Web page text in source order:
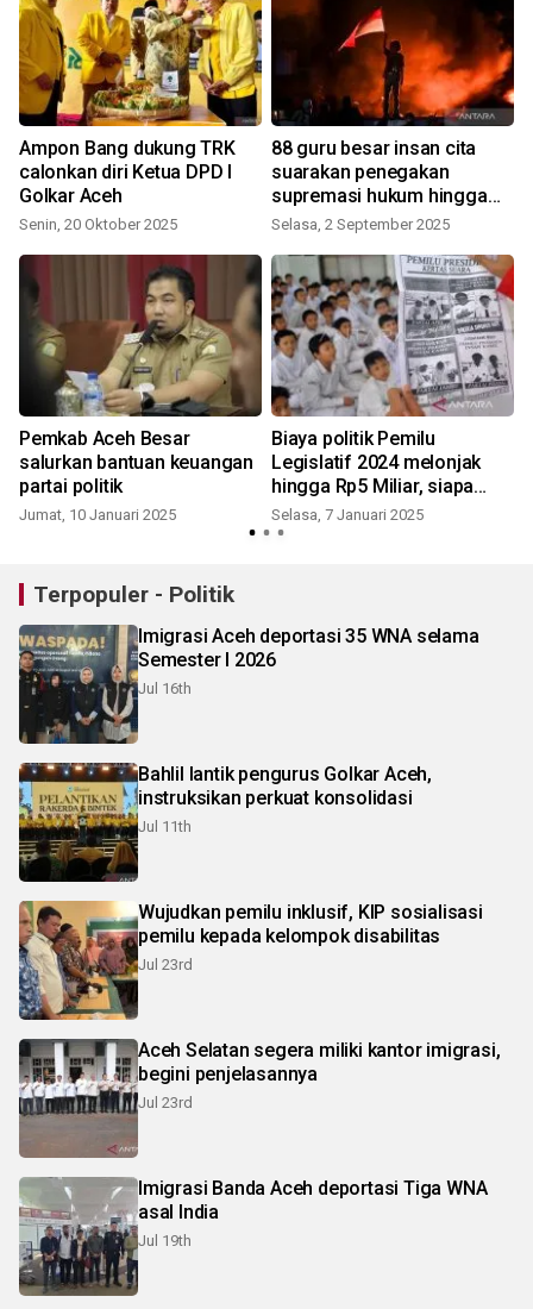
Ampon Bang dukung TRK
calonkan diri Ketua DPD I
Golkar Aceh
Senin, 20 Oktober 2025
88 guru besar insan cita
suarakan penegakan
supremasi hukum hingga
berantas KKN
Selasa, 2 September 2025
Pemkab Aceh Besar
salurkan bantuan keuangan
partai politik
Jumat, 10 Januari 2025
Biaya politik Pemilu
Legislatif 2024 melonjak
hingga Rp5 Miliar, siapa
yang paling diuntungkan?
Selasa, 7 Januari 2025
Terpopuler - Politik
Imigrasi Aceh deportasi 35 WNA selama
Semester I 2026
Jul 16th
Bahlil lantik pengurus Golkar Aceh,
instruksikan perkuat konsolidasi
Jul 11th
Wujudkan pemilu inklusif, KIP sosialisasi
pemilu kepada kelompok disabilitas
Jul 23rd
Aceh Selatan segera miliki kantor imigrasi,
begini penjelasannya
Jul 23rd
Imigrasi Banda Aceh deportasi Tiga WNA
asal India
Jul 19th